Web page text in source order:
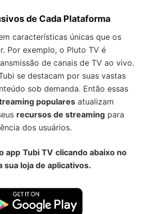
de Cada Plataforma
características únicas que os
Por exemplo, o Pluto TV é
de canais de TV ao vivo.
se destacam por suas vastas
sob demanda. Então essas
populares atualizam
recursos de streaming para
dos usuários.
app Tubi TV clicando abaixo no
sua loja de aplicativos.